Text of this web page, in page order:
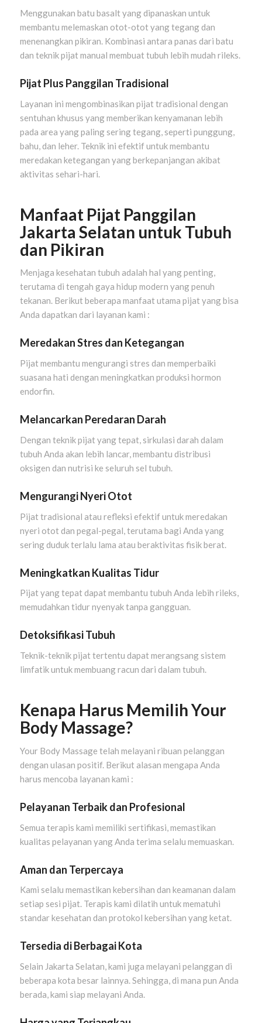
Menggunakan batu basalt yang dipanaskan untuk
membantu melemaskan otot-otot yang tegang dan
menenangkan pikiran. Kombinasi antara panas dari batu
dan teknik pijat manual membuat tubuh lebih mudah rileks.
Pijat Plus Panggilan Tradisional
Layanan ini mengombinasikan pijat tradisional dengan
sentuhan khusus yang memberikan kenyamanan lebih
pada area yang paling sering tegang, seperti punggung,
bahu, dan leher. Teknik ini efektif untuk membantu
meredakan ketegangan yang berkepanjangan akibat
aktivitas sehari-hari.
Manfaat Pijat Panggilan
Jakarta Selatan untuk Tubuh
dan Pikiran
Menjaga kesehatan tubuh adalah hal yang penting,
terutama di tengah gaya hidup modern yang penuh
tekanan. Berikut beberapa manfaat utama pijat yang bisa
Anda dapatkan dari layanan kami :
Meredakan Stres dan Ketegangan
Pijat membantu mengurangi stres dan memperbaiki
suasana hati dengan meningkatkan produksi hormon
endorfin.
Melancarkan Peredaran Darah
Dengan teknik pijat yang tepat, sirkulasi darah dalam
tubuh Anda akan lebih lancar, membantu distribusi
oksigen dan nutrisi ke seluruh sel tubuh.
Mengurangi Nyeri Otot
Pijat tradisional atau refleksi efektif untuk meredakan
nyeri otot dan pegal-pegal, terutama bagi Anda yang
sering duduk terlalu lama atau beraktivitas fisik berat.
Meningkatkan Kualitas Tidur
Pijat yang tepat dapat membantu tubuh Anda lebih rileks,
memudahkan tidur nyenyak tanpa gangguan.
Detoksifikasi Tubuh
Teknik-teknik pijat tertentu dapat merangsang sistem
limfatik untuk membuang racun dari dalam tubuh.
Kenapa Harus Memilih Your
Body Massage?
Your Body Massage telah melayani ribuan pelanggan
dengan ulasan positif. Berikut alasan mengapa Anda
harus mencoba layanan kami :
Pelayanan Terbaik dan Profesional
Semua terapis kami memiliki sertifikasi, memastikan
kualitas pelayanan yang Anda terima selalu memuaskan.
Aman dan Terpercaya
Kami selalu memastikan kebersihan dan keamanan dalam
setiap sesi pijat. Terapis kami dilatih untuk mematuhi
standar kesehatan dan protokol kebersihan yang ketat.
Tersedia di Berbagai Kota
Selain Jakarta Selatan, kami juga melayani pelanggan di
beberapa kota besar lainnya. Sehingga, di mana pun Anda
berada, kami siap melayani Anda.